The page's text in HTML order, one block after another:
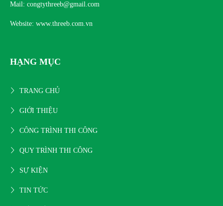
Mail: congtythreeb@gmail.com
Website: www.threeb.com.vn
HẠNG MỤC
TRANG CHỦ
GIỚI THIỆU
CÔNG TRÌNH THI CÔNG
QUY TRÌNH THI CÔNG
SỰ KIỆN
TIN TỨC